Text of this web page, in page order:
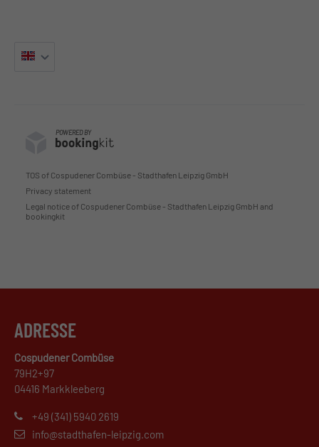
POWERED BY
TOS of Cospudener Combüse - Stadthafen Leipzig GmbH
Privacy statement
Legal notice of Cospudener Combüse - Stadthafen Leipzig GmbH and
bookingkit
ADRESSE
Cospudener Combüse
79H2+97
04416 Markkleeberg
+49 (341) 5940 2619
info@stadthafen-leipzig.com